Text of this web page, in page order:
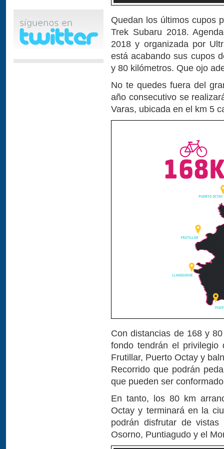
Quedan los últimos cupos
Trek Subaru 2018.
2018 y organizada por
está acabando sus cupos
y 80 kilómetros. Que ojo
No te quedes fuera del
año consecutivo se
Varas, ubicada en el km 5
Con distancias de 168 y
fondo tendrán el privilegio
Frutillar, Puerto Octay y
Recorrido que podrán
que pueden ser
En tanto, los 80 km
Octay y terminará en la
podrán disfrutar de
Osorno, Puntiagudo y el